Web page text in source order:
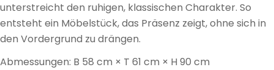
unterstreicht den ruhigen, klassischen Charakter. So
entsteht ein Möbelstück, das Präsenz zeigt, ohne sich in
den Vordergrund zu drängen.
Abmessungen: B 58 cm × T 61 cm × H 90 cm